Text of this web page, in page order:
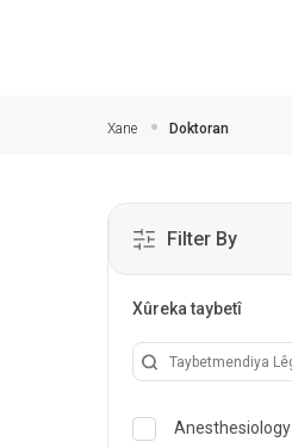
Xane Doktoran
Filter By
Xûreka taybetî
Anesthesiology